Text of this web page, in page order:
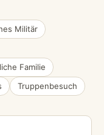
Militär
Familie
Truppenbesuch